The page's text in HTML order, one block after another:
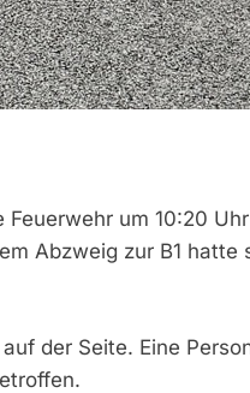
um 10:20
Abzweig zur B1 hatte
der Seite. Eine